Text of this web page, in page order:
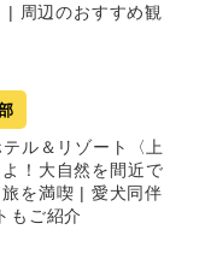
| 周辺のおすすめ観
ル＆リゾート〈上
！大自然を間近で
を満喫 | 愛犬同伴
もご紹介